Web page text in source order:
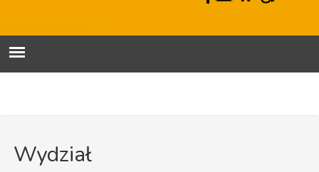
wyszukiwania
Wydział